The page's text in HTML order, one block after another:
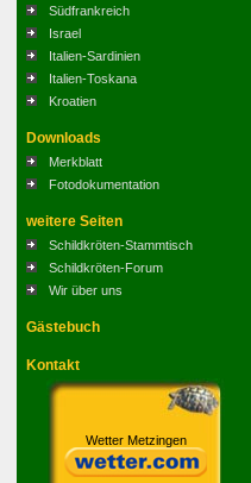
Südfrankreich
Israel
Italien-Sardinien
Italien-Toskana
Kroatien
Downloads
Merkblatt
Fotodokumentation
weitere Seiten
Schildkröten-Stammtisch
Schildkröten-Forum
Wir über uns
Gästebuch
Kontakt
Wetter Metzingen